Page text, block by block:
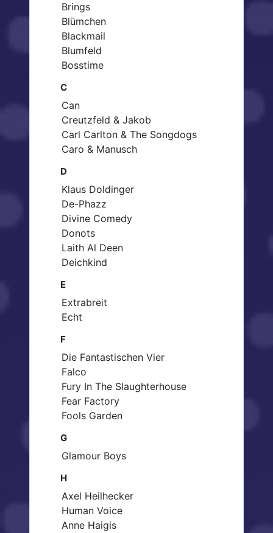
Brings
Blümchen
Blackmail
Blumfeld
Bosstime
C
Can
Creutzfeld & Jakob
Carl Carlton & The Songdogs
Caro & Manusch
D
Klaus Doldinger
De-Phazz
Divine Comedy
Donots
Laith Al Deen
Deichkind
E
Extrabreit
Echt
F
Die Fantastischen Vier
Falco
Fury In The Slaughterhouse
Fear Factory
Fools Garden
G
Glamour Boys
H
Axel Heilhecker
Human Voice
Anne Haigis